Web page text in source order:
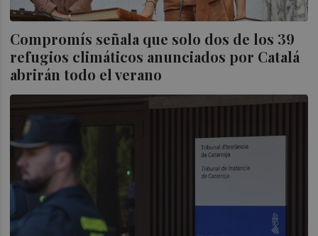
Compromís señala que solo dos de los 39
refugios climáticos anunciados por Catalá
abrirán todo el verano